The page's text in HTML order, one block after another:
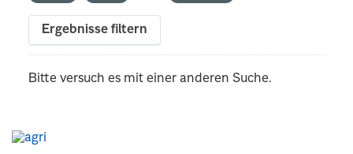
Ergebnisse filtern
Bitte versuch es mit einer anderen Suche.